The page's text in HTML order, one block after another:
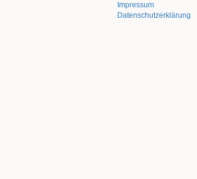
Impressum
Datenschutzerklärung